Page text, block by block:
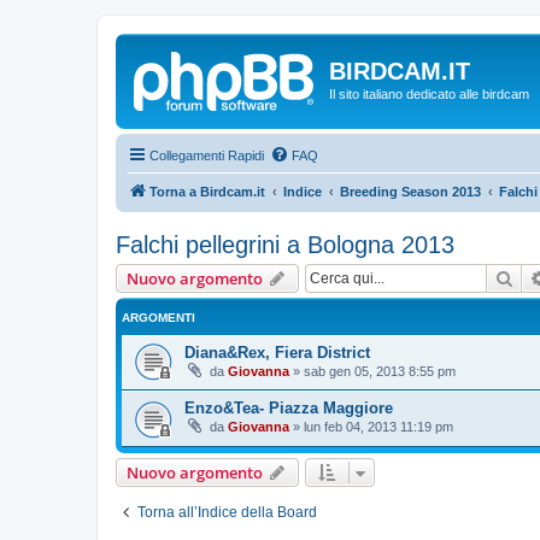
BIRDCAM.IT
Il sito italiano dedicato alle birdcam
Collegamenti Rapidi FAQ
Torna a Birdcam.it Indice Breeding Season 2013 Falchi
Falchi pellegrini a Bologna 2013
Nuovo argomento
ARGOMENTI
Diana&Rex, Fiera District
da Giovanna » sab gen 05, 2013 8:55 pm
Enzo&Tea- Piazza Maggiore
da Giovanna » lun feb 04, 2013 11:19 pm
Nuovo argomento
Torna all’Indice della Board